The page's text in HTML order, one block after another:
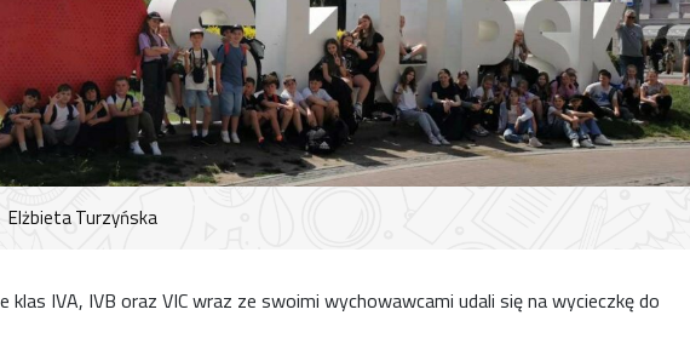
Elżbieta Turzyńska
klas IVA, IVB oraz VIC wraz ze swoimi wychowawcami udali się na wycieczkę do